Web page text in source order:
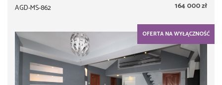
AGD-MS-862 164 000 zł
OFERTA NA WYŁĄCZNOŚĆ